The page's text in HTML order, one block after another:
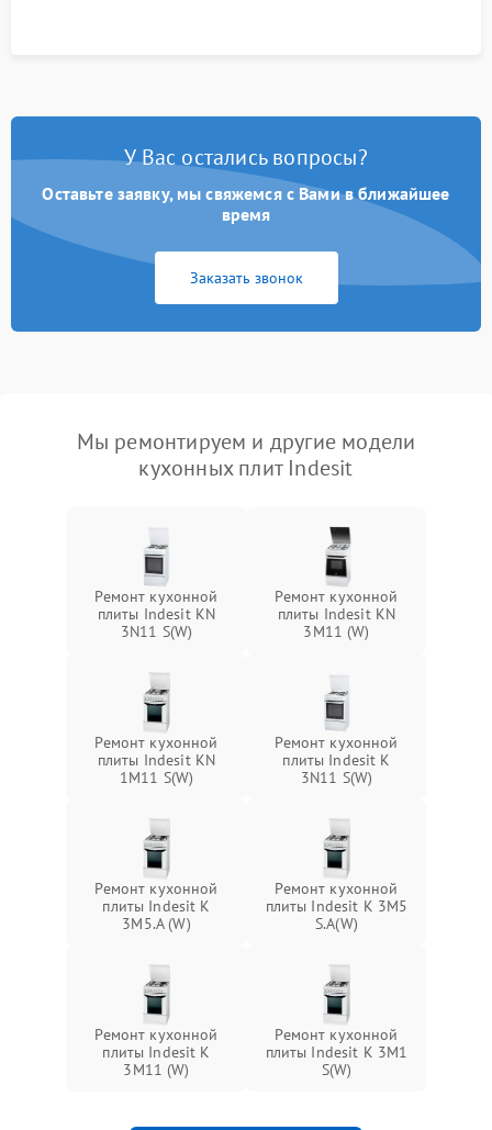
У Вас остались вопросы?
Оставьте заявку, мы свяжемся с Вами в ближайшее
время
Заказать звонок
Мы ремонтируем и другие модели
кухонных плит Indesit
Ремонт кухонной
плиты Indesit KN
3N11 S(W)
Ремонт кухонной
плиты Indesit KN
3M11 (W)
Ремонт кухонной
плиты Indesit KN
1M11 S(W)
Ремонт кухонной
плиты Indesit K
3N11 S(W)
Ремонт кухонной
плиты Indesit K
3M5.A (W)
Ремонт кухонной
плиты Indesit K 3M5
S.A(W)
Ремонт кухонной
плиты Indesit K
3M11 (W)
Ремонт кухонной
плиты Indesit K 3M1
S(W)